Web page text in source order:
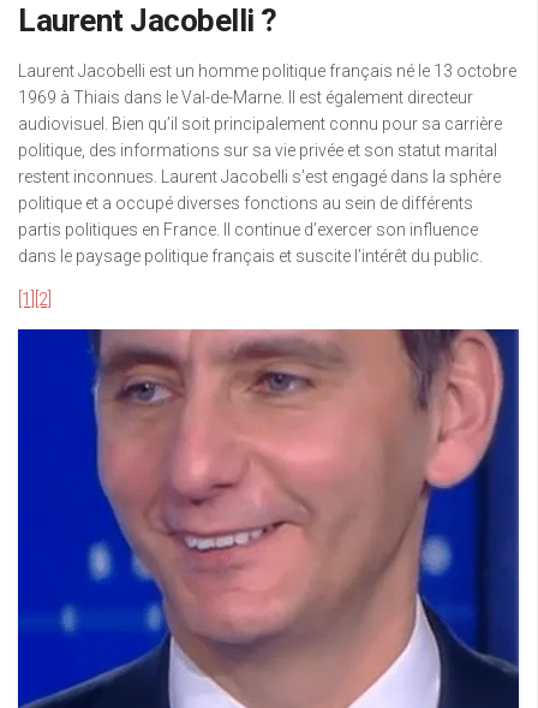
Laurent Jacobelli ?
Laurent Jacobelli est un homme politique français né le 13 octobre
1969 à Thiais dans le Val-de-Marne. Il est également directeur
audiovisuel. Bien qu’il soit principalement connu pour sa carrière
politique, des informations sur sa vie privée et son statut marital
restent inconnues. Laurent Jacobelli s’est engagé dans la sphère
politique et a occupé diverses fonctions au sein de différents
partis politiques en France. Il continue d’exercer son influence
dans le paysage politique français et suscite l’intérêt du public.
[1] [2]